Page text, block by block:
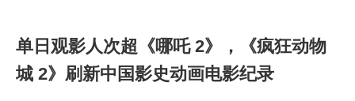
单日观影人次超《哪吒 2》，《疯狂动物
城 2》刷新中国影史动画电影纪录